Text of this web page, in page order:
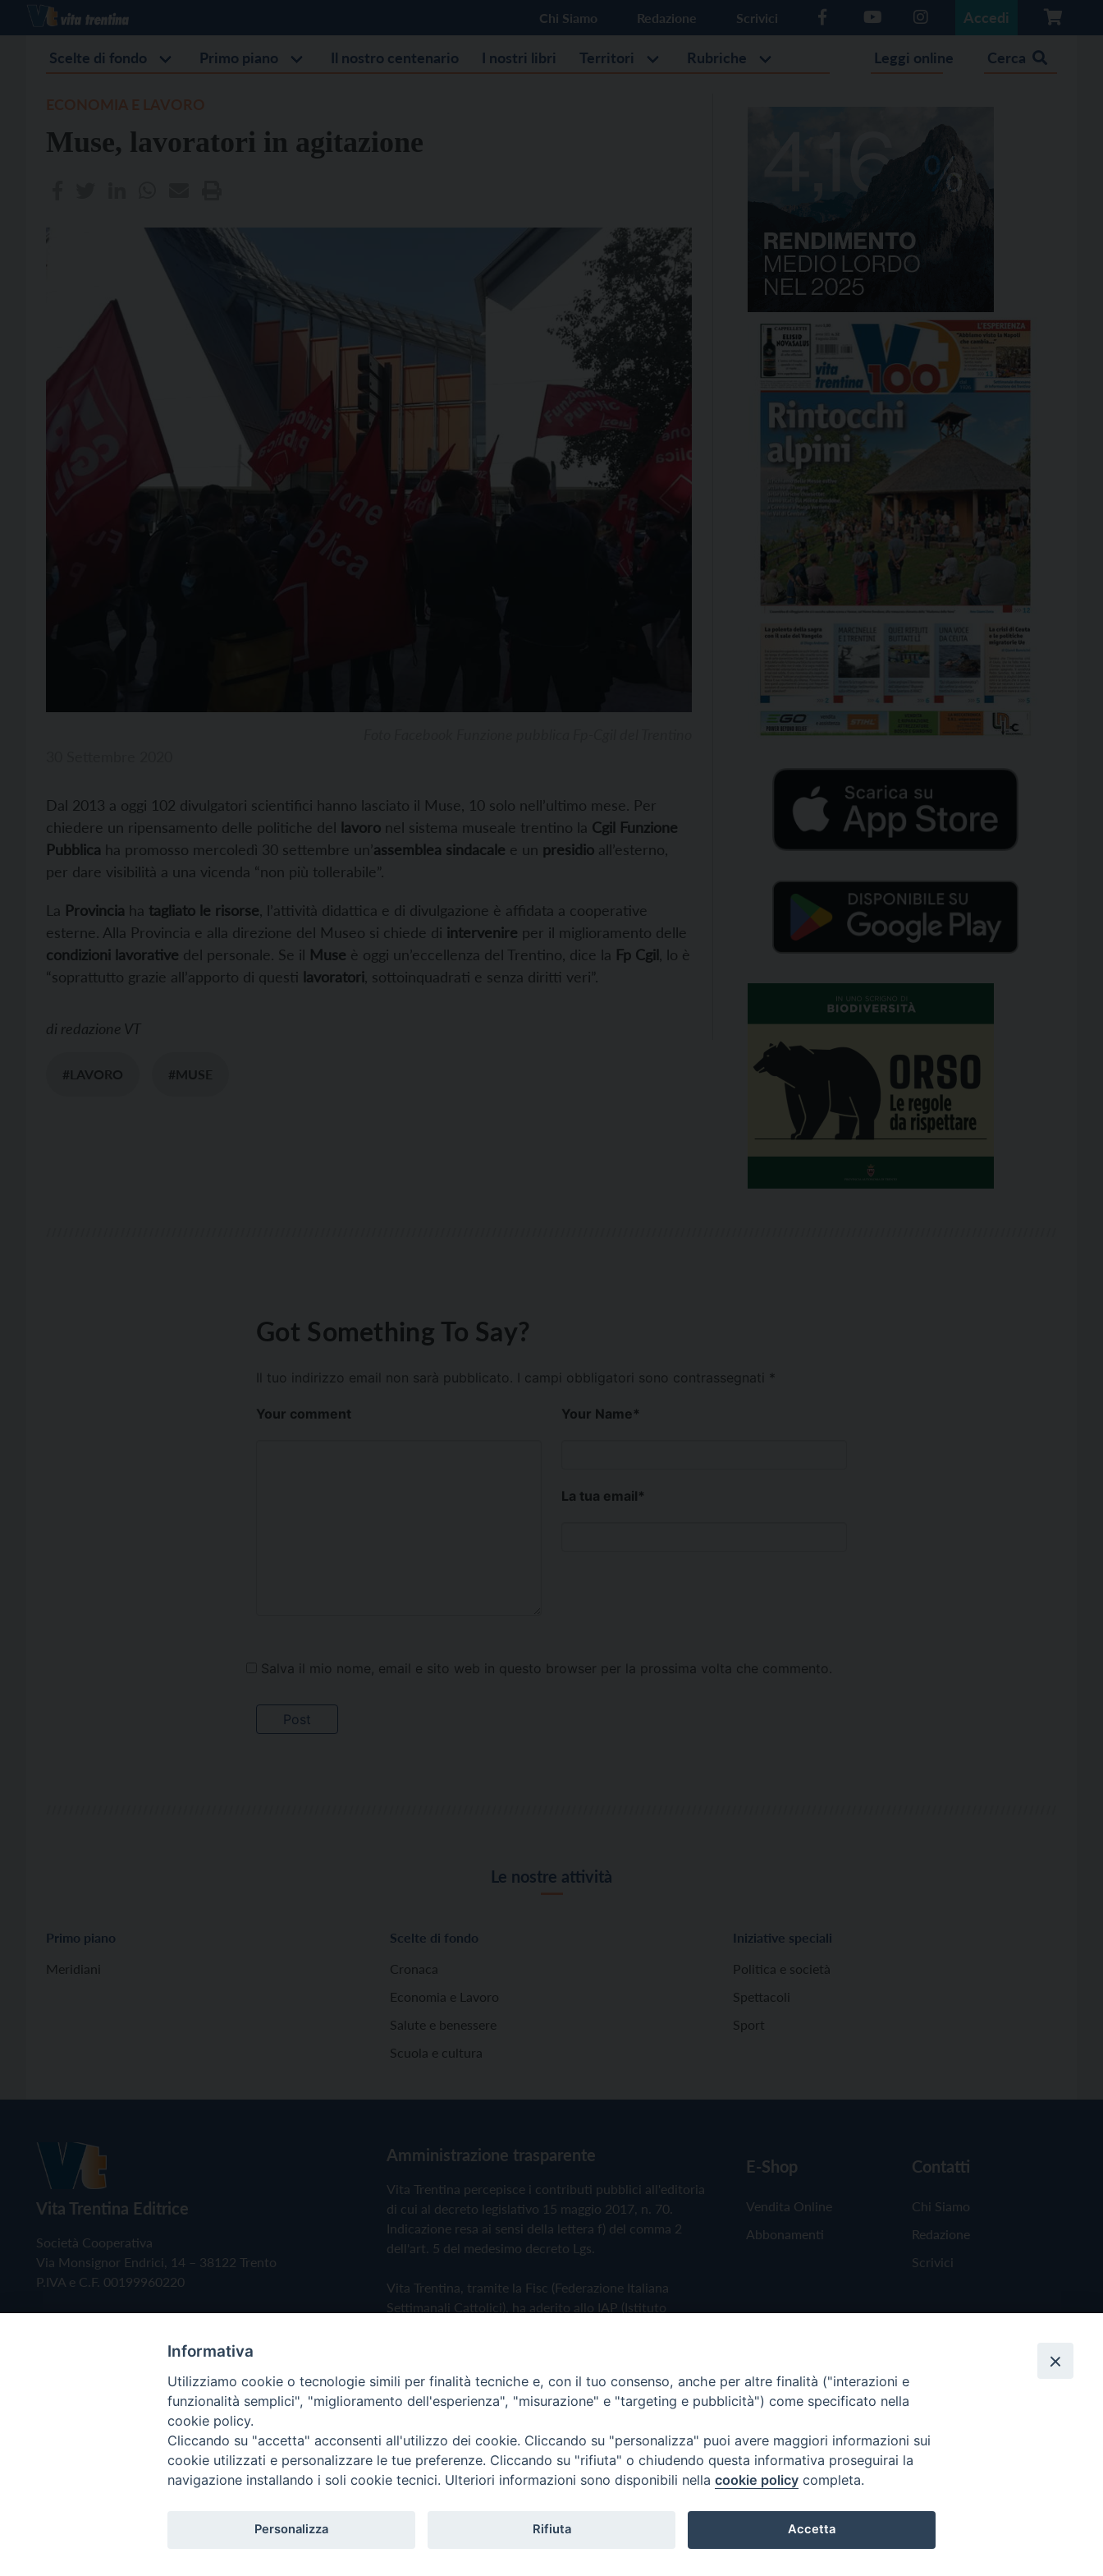
Chi Siamo Redazione Scrivici Accedi
Scelte di fondo Primo piano Il nostro centenario I nostri libri Territori Rubriche Leggi online Cerca
Muse, lavoratori in agitazione
Dal 2013 a oggi 102 divulgatori scientifici hanno lasciato il Muse, 10 solo nell’ultimo mese. Per
chiedere un ripensamento delle politiche del lavoro nel sistema museale trentino la Cgil Funzione
Pubblica ha promosso mercoledì 30 settembre un’assemblea sindacale e un presidio all’esterno,
per dare visibilità a una vicenda “non più tollerabile”.
La Provincia ha tagliato le risorse, l’attività didattica e di divulgazione è affidata a cooperative
esterne. Alla Provincia e alla direzione del Museo si chiede di intervenire per il miglioramento delle
condizioni lavorative del personale. Se il Muse è oggi un’eccellenza del Trentino, dice la Fp Cgil, lo è
“soprattutto grazie all’apporto di questi lavoratori, sottoinquadrati e senza diritti veri”.
di redazione VT
#LAVORO #MUSE
Got Something To Say?
Il tuo indirizzo email non sarà pubblicato. I campi obbligatori sono contrassegnati *
Your comment Your Name*
La tua email*
Salva il mio nome, email e sito web in questo browser per la prossima volta che commento.
Le nostre attività
Primo piano
Meridiani
Scelte di fondo
Cronaca
Economia e Lavoro
Salute e benessere
Scuola e cultura
Iniziative speciali
Politica e società
Spettacoli
Sport
Vita Trentina Editrice
Società Cooperativa
Via Monsignor Endrici, 14 – 38122 Trento
P.IVA e C.F. 00199960220
Amministrazione trasparente
Vita Trentina percepisce i contributi pubblici all'editoria
di cui al decreto legislativo 15 maggio 2017, n. 70.
Indicazione resa ai sensi della lettera f) del comma 2
dell'art. 5 del medesimo decreto Lgs.
Vita Trentina, tramite la Fisc (Federazione Italiana
Settimanali Cattolici), ha aderito allo IAP (Istituto
Privacy Policy Cookie Policy
E-Shop
Vendita Online
Abbonamenti
Contatti
Chi Siamo
Redazione
Scrivici
Copyright © 2019 - Tutti i diritti riservati - Vita Trentina Editrice
Informativa
Utilizziamo cookie o tecnologie simili per finalità tecniche e, con il tuo consenso, anche per altre finalità ("interazioni e
funzionalità semplici", "miglioramento dell'esperienza", "misurazione" e "targeting e pubblicità") come specificato nella
cookie policy.
Cliccando su "accetta" acconsenti all'utilizzo dei cookie. Cliccando su "personalizza" puoi avere maggiori informazioni sui
cookie utilizzati e personalizzare le tue preferenze. Cliccando su "rifiuta" o chiudendo questa informativa proseguirai la
navigazione installando i soli cookie tecnici. Ulteriori informazioni sono disponibili nella cookie policy completa.
Personalizza Rifiuta Accetta